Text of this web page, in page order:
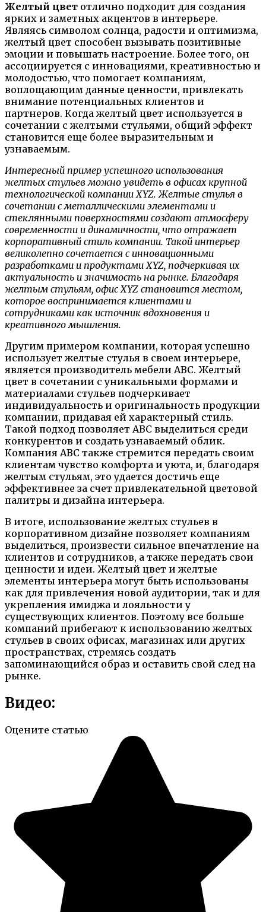
Желтый цвет отлично подходит для создания
ярких и заметных акцентов в интерьере.
Являясь символом солнца, радости и оптимизма,
желтый цвет способен вызывать позитивные
эмоции и повышать настроение. Более того, он
ассоциируется с инновациями, креативностью и
молодостью, что помогает компаниям,
воплощающим данные ценности, привлекать
внимание потенциальных клиентов и
партнеров. Когда желтый цвет используется в
сочетании с желтыми стульями, общий эффект
становится еще более выразительным и
узнаваемым.
Интересный пример успешного использования
желтых стульев можно увидеть в офисах крупной
технологической компании XYZ. Желтые стулья в
сочетании с металлическими элементами и
стеклянными поверхностями создают атмосферу
современности и динамичности, что отражает
корпоративный стиль компании. Такой интерьер
великолепно сочетается с инновационными
разработками и продуктами XYZ, подчеркивая их
актуальность и значимость на рынке. Благодаря
желтым стульям, офис XYZ становится местом,
которое воспринимается клиентами и
сотрудниками как источник вдохновения и
креативного мышления.
Другим примером компании, которая успешно
использует желтые стулья в своем интерьере,
является производитель мебели ABC. Желтый
цвет в сочетании с уникальными формами и
материалами стульев подчеркивает
индивидуальность и оригинальность продукции
компании, придавая ей характерный стиль.
Такой подход позволяет ABC выделиться среди
конкурентов и создать узнаваемый облик.
Компания ABC также стремится передать своим
клиентам чувство комфорта и уюта, и, благодаря
желтым стульям, это удается достичь еще
эффективнее за счет привлекательной цветовой
палитры и дизайна интерьера.
В итоге, использование желтых стульев в
корпоративном дизайне позволяет компаниям
выделиться, произвести сильное впечатление на
клиентов и сотрудников, а также передать свои
ценности и идеи. Желтый цвет и желтые
элементы интерьера могут быть использованы
как для привлечения новой аудитории, так и для
укрепления имиджа и лояльности у
существующих клиентов. Поэтому все больше
компаний прибегают к использованию желтых
стульев в своих офисах, магазинах или других
пространствах, стремясь создать
запоминающийся образ и оставить свой след на
рынке.
Видео:
Оцените статью